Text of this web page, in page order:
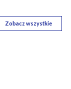
Zobacz wszystkie